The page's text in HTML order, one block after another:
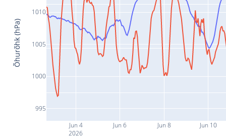
Jun 4
2026
Jun 6 Jun 8 Jun 10
995
1000
1005
1010
Õhurõhk (hPa)